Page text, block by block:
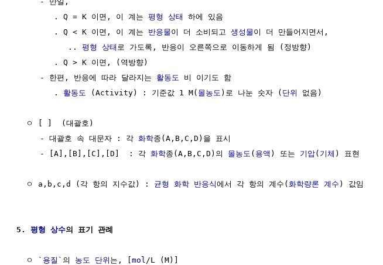
        . Q = K 이면, 이 계는
평형 상태
하에 있음
        . Q < K 이면, 이 계는
반응물이 더 소비되고 생성물이 더 만들어지면서,
           ..
평형 상태 로 가도록, 반응이 오른쪽으로 이동하게 됨 (정방향)
        . Q > K 이면, (역방향)
     - 한편, 반응에 따라 달라지는
활동도
비 이기도 함
        .
활동도 (Activity) : 기준값 1 M( 몰농도 )로 나눈 숫자 ( 단위 없음)
  ㅇ [ ]  (대괄호)
     - 대괄호 속 대문자 : 각
화학종(A,B,C,D)을 표시
     - [A],[B],[C],[D]  : 각
화학종(A,B,C,D)의 몰농도 ( 용액 ) 또는 기압( 기체 ) 표현
  ㅇ a,b,c,d (각 항의 지수값) :
균형 화학 반응식에서 각 항의 계수( 화학량론 계수 ) 값임
5. 평형 상수의 표기 관례
  ㅇ `
용질 `의 농도 단위 는, [mol /L (M)]